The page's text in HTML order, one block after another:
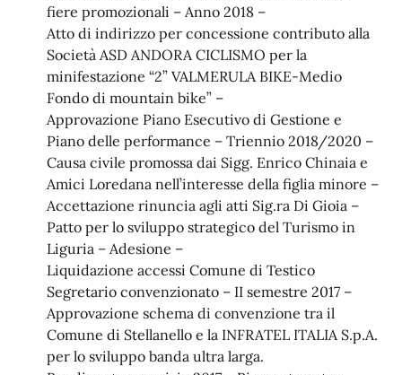
fiere promozionali – Anno 2018 –
Atto di indirizzo per concessione contributo alla
Società ASD ANDORA CICLISMO per la
minifestazione “2” VALMERULA BIKE-Medio
Fondo di mountain bike” –
Approvazione Piano Esecutivo di Gestione e
Piano delle performance – Triennio 2018/2020 –
Causa civile promossa dai Sigg. Enrico Chinaia e
Amici Loredana nell’interesse della figlia minore –
Accettazione rinuncia agli atti Sig.ra Di Gioia –
Patto per lo sviluppo strategico del Turismo in
Liguria – Adesione –
Liquidazione accessi Comune di Testico
Segretario convenzionato – II semestre 2017 –
Approvazione schema di convenzione tra il
Comune di Stellanello e la INFRATEL ITALIA S.p.A.
per lo sviluppo banda ultra larga.